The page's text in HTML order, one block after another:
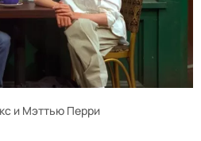
и Мэттью Перри